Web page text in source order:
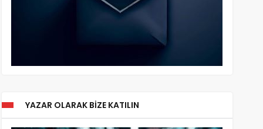
YAZAR OLARAK BIZE KATILIN